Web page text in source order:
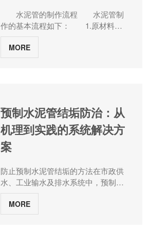
水泥管的制作流程 水泥管制
作的基本流程如下： 1.原材料准
备：水泥、沙子、石子等原材料被混
合在一起，与适量的清水拌和成混凝
土状。 2.制模：根据所需管径和
和气泡，以保证混凝土质量。 4.
固化和养护：将已经浇注好混凝土的
模具放置在通风、干燥的地方进行固
化和养护，一般需要约28天。 5.
脱模：固化完成后，拆掉模具，取出
土管道。修整工具可包括铲子、锤
子、磨头等。 7.清洗：对修整好
的水泥管进行清洗，去除灰尘和杂
质。 8.检测：进行水泥管的强
度、密实性等质量检测。 9.包装
MORE
预制水泥管结垢防治：从
机理到实践的系统解决方
案
防止预制水泥管结垢的方法在市政供
水、工业输水及排水系统中，预制水
泥管内壁结垢问题已成为影响管网效
能的关键瓶颈。结垢层不仅导致过流
能力衰减30%-50%，更会引发水质二
MORE